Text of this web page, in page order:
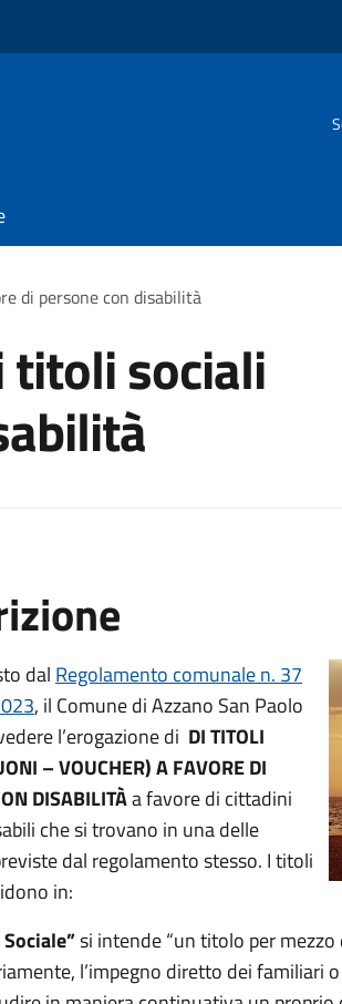
di persone con disabilità
titoli sociali
dal Regolamento comunale n. 37
, il Comune di Azzano San Paolo
l’erogazione di DI TITOLI
– VOUCHER) A FAVORE DI
DISABILITÀa favore di cittadini
che si trovano in una delle
dal regolamento stesso. I titoli
in:
si intende “un titolo per
l’impegno diretto dei familiari